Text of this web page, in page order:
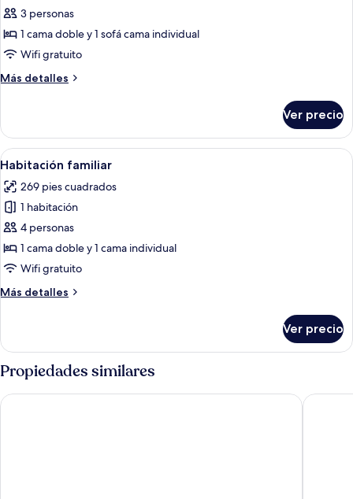
de
Suite
Deluxe
3 personas
1 cama doble y 1 sofá cama individual
Wifi gratuito
Más detalles
Más
Deluxe
Ver precio
Abrir
todas
las
fotos
de
Habitación
familiar
Una habitación de hotel moderna
6
Habitación familiar
269 pies cuadrados
1 habitación
4 personas
1 cama doble y 1 cama individual
Wifi gratuito
Más detalles
Más
familiar
Ver precio
Propiedades similares
Elysium Green Suites